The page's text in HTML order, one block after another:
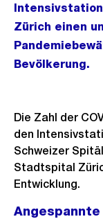
Zürich einen
Bevölkerung.
Die Zahl der
den
Schweizer
Stadtspital
Entwicklung.